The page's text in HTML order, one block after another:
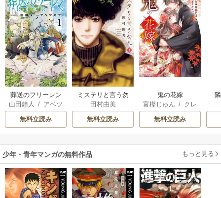
葬送のフリーレン
山田鐘人
/ アベツ
カサ
無料立読み
ミステリと言う勿
れ
田村由美
無料立読み
鬼の花嫁
富樫じゅん / クレ
ハ
無料立読み
少年・青年マンガの無料作品 もっと見る